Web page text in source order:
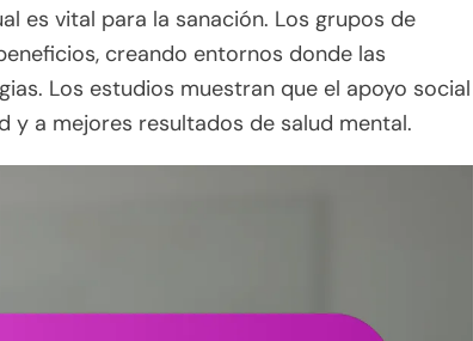
es vital para la sanación. Los grupos de
creando entornos donde las
Los estudios muestran que el apoyo social
y a mejores resultados de salud mental.